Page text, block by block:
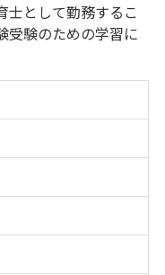
特許・知的財産
士として勤務するこ
受験のための学習に